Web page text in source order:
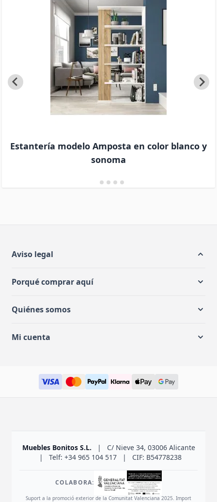
Estantería modelo Amposta en color blanco y
sonoma
Aviso legal
Porqué comprar aquí
Quiénes somos
Mi cuenta
Muebles Bonitos S.L. |
C/ Nieve 34, 03006 Alicante
|
Telf: +34 965 104 517 | CIF: B54778238
COLABORA:
Suport a la promoció exterior de la Comunitat Valenciana 2025. Import